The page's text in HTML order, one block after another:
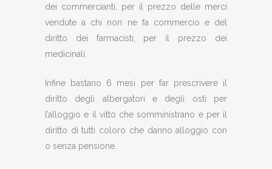
dei commercianti, per il prezzo delle merci
vendute a chi non ne fa commercio e del
diritto dei farmacisti, per il prezzo dei
medicinali.
Infine bastano 6 mesi per far prescrivere il
diritto degli albergatori e degli osti per
l’alloggio e il vitto che somministrano e per il
diritto di tutti coloro che danno alloggio con
o senza pensione.